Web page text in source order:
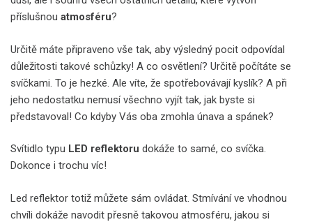
příslušnou atmosféru?
Určitě máte připraveno vše tak, aby výsledný pocit odpovídal
důležitosti takové schůzky! A co osvětlení? Určitě počítáte se
svíčkami. To je hezké. Ale víte, že spotřebovávají kyslík? A při
jeho nedostatku nemusí všechno vyjít tak, jak byste si
představoval! Co kdyby Vás oba zmohla únava a spánek?
Svítidlo typu LED reflektoru dokáže to samé, co svíčka.
Dokonce i trochu víc!
Led reflektor totiž můžete sám ovládat . Stmívání ve vhodnou
chvíli dokáže navodit přesně takovou atmosféru, jakou si